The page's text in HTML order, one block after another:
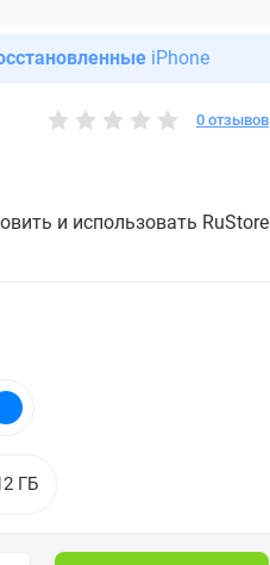
iPhone
0 отзывов
и использовать RuStore
ГБ